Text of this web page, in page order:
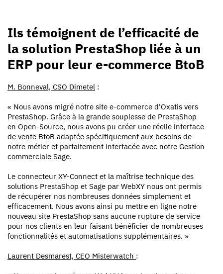
Ils témoignent de l’efficacité de
la solution PrestaShop liée à un
ERP pour leur e-commerce BtoB
M. Bonneval, CSO Dimetel :
« Nous avons migré notre site e-commerce d’Oxatis vers
PrestaShop. Grâce à la grande souplesse de PrestaShop
en Open-Source, nous avons pu créer une réelle interface
de vente BtoB adaptée spécifiquement aux besoins de
notre métier et parfaitement interfacée avec notre Gestion
commerciale Sage.
Le connecteur XY-Connect et la maîtrise technique des
solutions PrestaShop et Sage par WebXY nous ont permis
de récupérer nos nombreuses données simplement et
efficacement. Nous avons ainsi pu mettre en ligne notre
nouveau site PrestaShop sans aucune rupture de service
pour nos clients en leur faisant bénéficier de nombreuses
fonctionnalités et automatisations supplémentaires. »
Laurent Desmarest, CEO Misterwatch :